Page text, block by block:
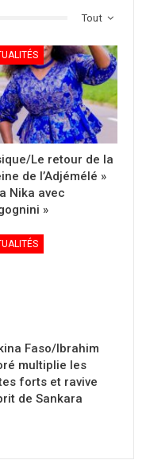
Tout
Le retour de la
de l’Adjémélé »
Nika avec
»
Faso/Ibrahim
multiplie les
forts et ravive
de Sankara